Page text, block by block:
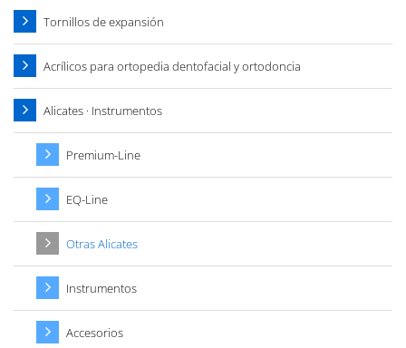
Tornillos de expansión
Acrílicos para ortopedia dentofacial y ortodoncia
Alicates · Instrumentos
Premium-Line
EQ-Line
Otras Alicates
Instrumentos
Accesorios